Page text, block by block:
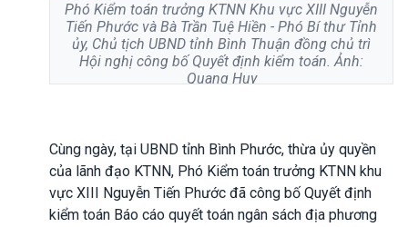
Phó Kiểm toán trưởng KTNN Khu vực XIII Nguyễn
Tiến Phước và Bà Trần Tuệ Hiền - Phó Bí thư Tỉnh
ủy, Chủ tịch UBND tỉnh Bình Thuận đồng chủ trì
Hội nghị công bố Quyết định kiểm toán. Ảnh:
Quang Huy
Cùng ngày, tại UBND tỉnh Bình Phước, thừa ủy quyền
của lãnh đạo KTNN, Phó Kiểm toán trưởng KTNN khu
vực XIII Nguyễn Tiến Phước đã công bố Quyết định
kiểm toán Báo cáo quyết toán ngân sách địa phương